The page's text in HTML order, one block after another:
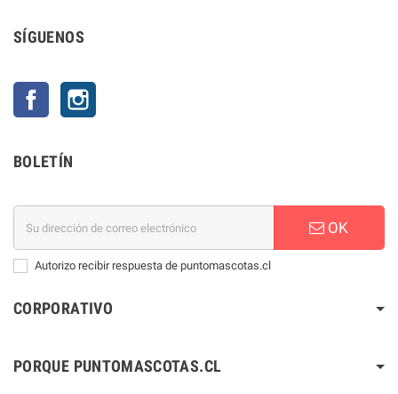
SÍGUENOS
Facebook
BOLETÍN
OK
Autorizo recibir respuesta de puntomascotas.cl
CORPORATIVO
PORQUE PUNTOMASCOTAS.CL